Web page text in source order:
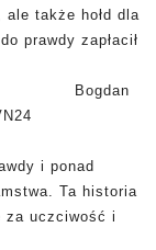
także hołd dla
prawdy zapłacił
Bogdan
i ponad
Ta historia
za uczciwość i